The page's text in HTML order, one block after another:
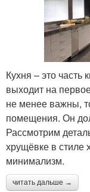
Кухня – это часть
выходит на
не менее важны,
помещения. Он
Рассмотрим
хрущёвке в стиле
минимализм.
читать дальше →